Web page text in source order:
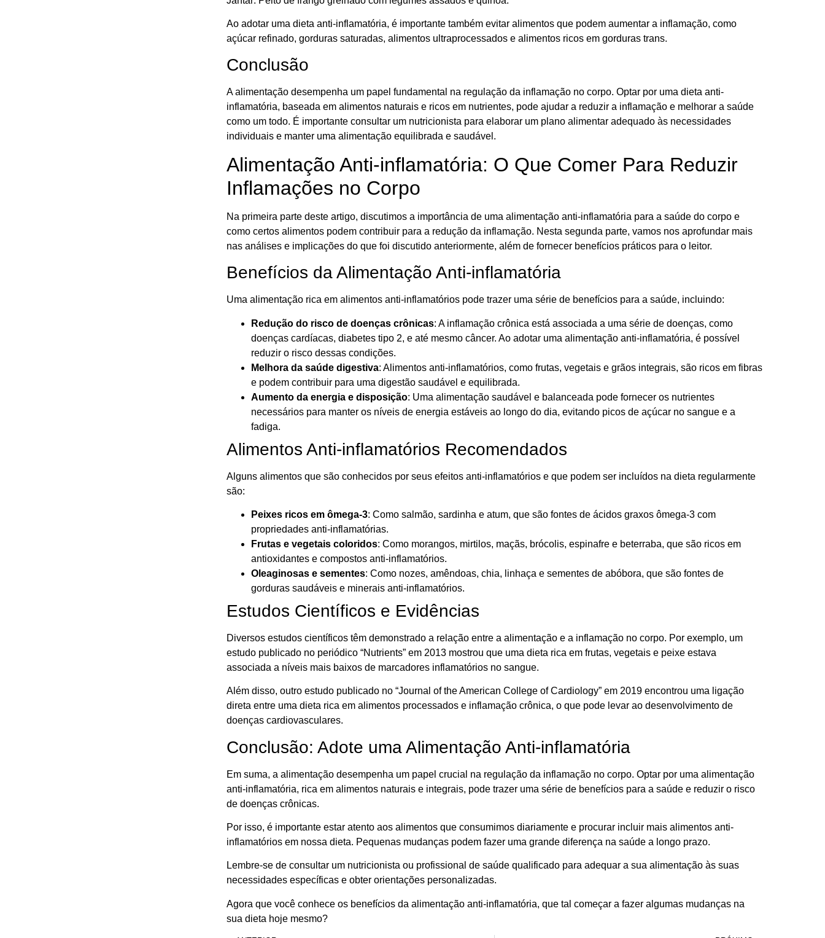
Ao adotar uma dieta anti-inflamatória, é importante também evitar alimentos que podem aumentar a inflamação, como
açúcar refinado, gorduras saturadas, alimentos ultraprocessados e alimentos ricos em gorduras trans.
Conclusão
A alimentação desempenha um papel fundamental na regulação da inflamação no corpo. Optar por uma dieta anti-
inflamatória, baseada em alimentos naturais e ricos em nutrientes, pode ajudar a reduzir a inflamação e melhorar a saúde
como um todo. É importante consultar um nutricionista para elaborar um plano alimentar adequado às necessidades
individuais e manter uma alimentação equilibrada e saudável.
Alimentação Anti-inflamatória: O Que Comer Para Reduzir
Inflamações no Corpo
Na primeira parte deste artigo, discutimos a importância de uma alimentação anti-inflamatória para a saúde do corpo e
como certos alimentos podem contribuir para a redução da inflamação. Nesta segunda parte, vamos nos aprofundar mais
nas análises e implicações do que foi discutido anteriormente, além de fornecer benefícios práticos para o leitor.
Benefícios da Alimentação Anti-inflamatória
Uma alimentação rica em alimentos anti-inflamatórios pode trazer uma série de benefícios para a saúde, incluindo:
Redução do risco de doenças crônicas: A inflamação crônica está associada a uma série de doenças, como
doenças cardíacas, diabetes tipo 2, e até mesmo câncer. Ao adotar uma alimentação anti-inflamatória, é possível
reduzir o risco dessas condições.
Melhora da saúde digestiva: Alimentos anti-inflamatórios, como frutas, vegetais e grãos integrais, são ricos em fibras
e podem contribuir para uma digestão saudável e equilibrada.
Aumento da energia e disposição: Uma alimentação saudável e balanceada pode fornecer os nutrientes
necessários para manter os níveis de energia estáveis ao longo do dia, evitando picos de açúcar no sangue e a
fadiga.
Alimentos Anti-inflamatórios Recomendados
Alguns alimentos que são conhecidos por seus efeitos anti-inflamatórios e que podem ser incluídos na dieta regularmente
são:
Peixes ricos em ômega-3: Como salmão, sardinha e atum, que são fontes de ácidos graxos ômega-3 com
propriedades anti-inflamatórias.
Frutas e vegetais coloridos: Como morangos, mirtilos, maçãs, brócolis, espinafre e beterraba, que são ricos em
antioxidantes e compostos anti-inflamatórios.
Oleaginosas e sementes: Como nozes, amêndoas, chia, linhaça e sementes de abóbora, que são fontes de
gorduras saudáveis e minerais anti-inflamatórios.
Estudos Científicos e Evidências
Diversos estudos científicos têm demonstrado a relação entre a alimentação e a inflamação no corpo. Por exemplo, um
estudo publicado no periódico “Nutrients” em 2013 mostrou que uma dieta rica em frutas, vegetais e peixe estava
associada a níveis mais baixos de marcadores inflamatórios no sangue.
Além disso, outro estudo publicado no “Journal of the American College of Cardiology” em 2019 encontrou uma ligação
direta entre uma dieta rica em alimentos processados e inflamação crônica, o que pode levar ao desenvolvimento de
doenças cardiovasculares.
Conclusão: Adote uma Alimentação Anti-inflamatória
Em suma, a alimentação desempenha um papel crucial na regulação da inflamação no corpo. Optar por uma alimentação
anti-inflamatória, rica em alimentos naturais e integrais, pode trazer uma série de benefícios para a saúde e reduzir o risco
de doenças crônicas.
Por isso, é importante estar atento aos alimentos que consumimos diariamente e procurar incluir mais alimentos anti-
inflamatórios em nossa dieta. Pequenas mudanças podem fazer uma grande diferença na saúde a longo prazo.
Lembre-se de consultar um nutricionista ou profissional de saúde qualificado para adequar a sua alimentação às suas
necessidades específicas e obter orientações personalizadas.
Agora que você conhece os benefícios da alimentação anti-inflamatória, que tal começar a fazer algumas mudanças na
sua dieta hoje mesmo?